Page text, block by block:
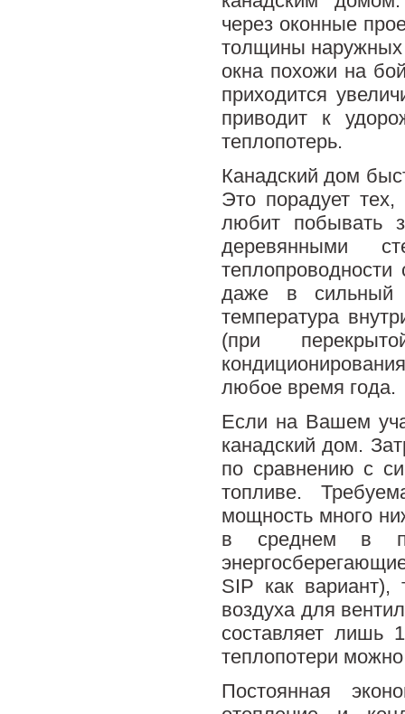
через оконные
толщины наружных
окна похожи на
приходится
приводит к
теплопотерь.
Канадский дом
Это порадует
любит побывать
деревянными
даже в сильный
температура
(при
любое время года.
Если на Вашем
канадский дом.
по сравнению с
топливе.
мощность много
в среднем в
SIP как вариант),
воздуха для
составляет лишь
теплопотери
Постоянная